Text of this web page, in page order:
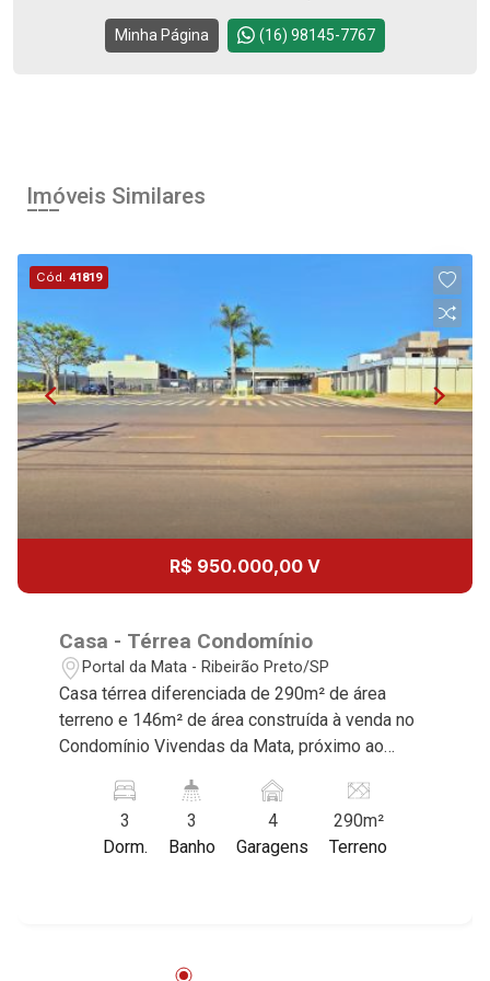
Continuar
Minha Página (16) 98145-7767
Imóveis Similares
Cód.41819
R$ 950.000,00 V
Casa - Térrea Condomínio
Portal da Mata - Ribeirão Preto/SP
Casa térrea diferenciada de 290m² de área
terreno e 146m² de área construída à venda no
Condomínio Vivendas da Mata, próximo ao
Mata, Ribeirão Preto/SP. Conheça as
características deste imóvel que a Martinelli
Imobiliária selecionou para você: - 290m² de
3
Dorm.
3
Banho
4
Garagens
290m²
Terreno